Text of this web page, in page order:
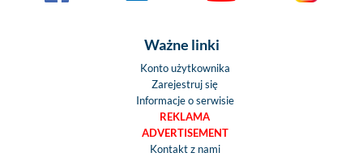
Ważne linki
Konto użytkownika
Zarejestruj się
Informacje o serwisie
REKLAMA
ADVERTISEMENT
Kontakt z nami